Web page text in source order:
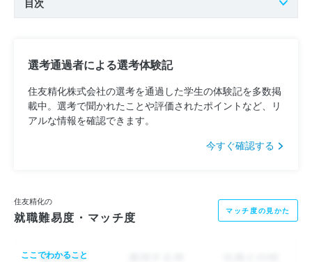
選考通過者による選考体験記
住友精化株式会社の選考を通過した学生の体験記を多数掲
載中。選考で聞かれたことや評価されたポイントなど、リ
アルな情報を確認できます。
今すぐ確認する
住友精化の
就職難易度・マッチ度 マッチ度の見かた
ここでわかること